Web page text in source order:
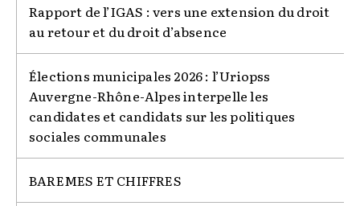
Rapport de l’IGAS : vers une extension du droit
au retour et du droit d’absence
Élections municipales 2026 : l’Uriopss
Auvergne-Rhône-Alpes interpelle les
candidates et candidats sur les politiques
sociales communales
BAREMES ET CHIFFRES